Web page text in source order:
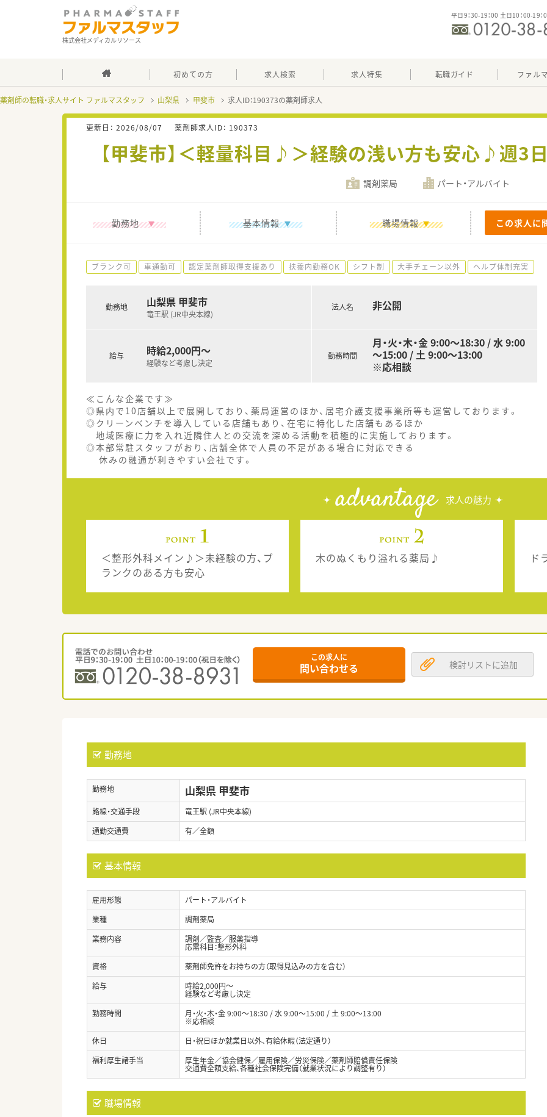
株式会社メディカルリソース
平日9：30-19：00 土日10：00-19：
初めての方 求人検索 求人特集 転職ガイド ファル
薬剤師の転職・求人サイト ファルマスタッフ 山梨県 甲斐市 求人ID：190373の薬剤師求人
更新日： 2026/08/07 薬剤師求人ID： 190373
【甲斐市】＜軽量科目♪＞経験の浅い方も安心♪週3
調剤薬局 パート・アルバイト
勤務地 基本情報 職場情報 この求人に
ブランク可 車通勤可 認定薬剤師取得支援あり 扶養内勤務OK シフト制 大手チェーン以外 ヘルプ体制充実
勤務地 山梨県 甲斐市
竜王駅 (JR中央本線)
給与 時給2,000円～
経験など考慮し決定
法人名 非公開
勤務時間
月・火・木・金 9:00～18:30 / 水 9:00
～15:00 / 土 9:00～13:00
※応相談
≪こんな企業です≫
◎県内で10店舗以上で展開しており、薬局運営のほか、居宅介護支援事業所等も運営しております。
◎クリーンベンチを導入している店舗もあり、在宅に特化した店舗もあるほか
地域医療に力を入れ近隣住人との交流を深める活動を積極的に実施しております。
◎本部常駐スタッフがおり、店舗全体で人員の不足がある場合に対応できる
休みの融通が利きやすい会社です。
advantage 求人の魅力
＜整形外科メイン♪＞未経験の方、ブ
ランクのある方も安心
木のぬくもり溢れる薬局♪ ド
この求人に
問い合わせる 検討リストに追加
勤務地
勤務地 山梨県 甲斐市
路線・交通手段
竜王駅 (JR中央本線)
通勤交通費
有／全額
基本情報
雇用形態
パート・アルバイト
業種
調剤薬局
業務内容
調剤／監査／服薬指導
応需科目：整形外科
資格
薬剤師免許をお持ちの方（取得見込みの方を含む）
給与
時給2,000円～
経験など考慮し決定
勤務時間
月・火・木・金 9:00～18:30 / 水 9:00～15:00 / 土 9:00～13:00
※応相談
休日
日・祝日ほか就業日以外、有給休暇（法定通り）
福利厚生諸手当
厚生年金／協会健保／雇用保険／労災保険／薬剤師賠償責任保険
交通費全額支給、各種社会保険完備（就業状況により調整有り）
職場情報